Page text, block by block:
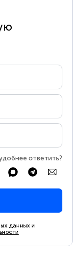
ответить?
данных и